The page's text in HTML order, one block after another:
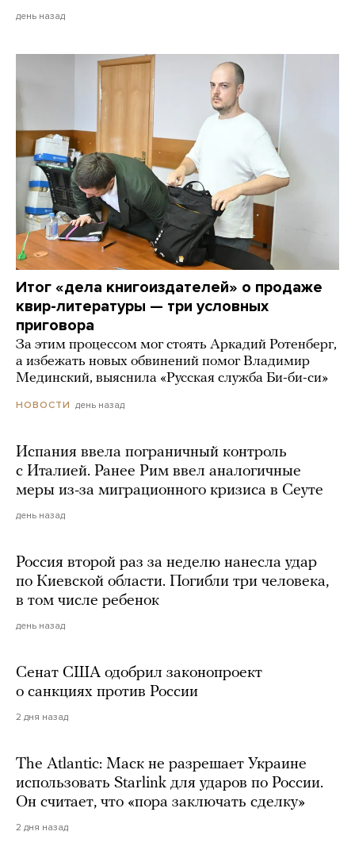
день назад
Итог «дела книгоиздателей» о продаже
квир-литературы — три условных
приговора
За этим процессом мог стоять Аркадий Ротенберг,
а избежать новых обвинений помог Владимир
Мединский, выяснила «Русская служба Би-би-си»
НОВОСТИ день назад
Испания ввела пограничный контроль
с Италией. Ранее Рим ввел аналогичные
меры из-за миграционного кризиса в Сеуте
день назад
Россия второй раз за неделю нанесла удар
по Киевской области. Погибли три человека,
в том числе ребенок
день назад
Сенат США одобрил законопроект
о санкциях против России
2 дня назад
The Atlantic: Маск не разрешает Украине
использовать Starlink для ударов по России.
Он считает, что «пора заключать сделку»
2 дня назад